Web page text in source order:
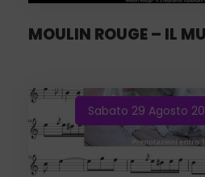
MOULIN ROUGE – IL
Sabato 29 Agosto